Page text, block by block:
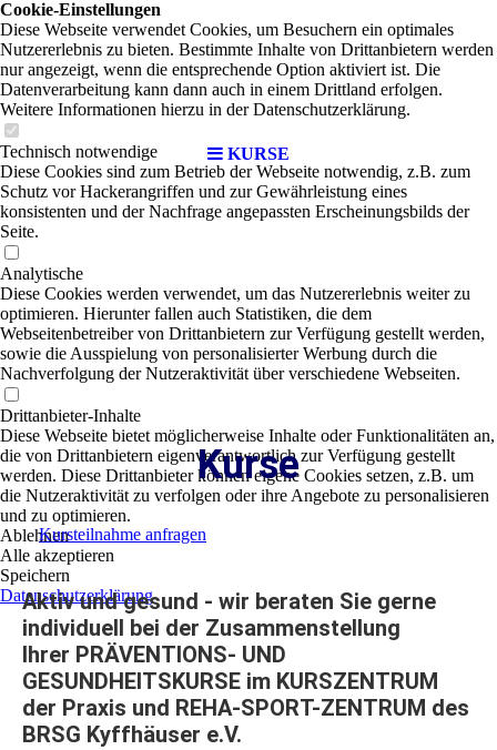
KURSE
Kurse
Kursteilnahme anfragen
Aktiv und gesund - wir beraten Sie gerne
individuell bei der Zusammenstellung
Ihrer PRÄVENTIONS- UND
GESUNDHEITSKURSE im KURSZENTRUM
der Praxis und REHA-SPORT-ZENTRUM des
BRSG Kyffhäuser e.V.
Cookie-Einstellungen
Diese Webseite verwendet Cookies, um Besuchern ein optimales
Nutzererlebnis zu bieten. Bestimmte Inhalte von Drittanbietern werden
nur angezeigt, wenn die entsprechende Option aktiviert ist. Die
Datenverarbeitung kann dann auch in einem Drittland erfolgen.
Weitere Informationen hierzu in der Datenschutzerklärung.
Technisch notwendige
Diese Cookies sind zum Betrieb der Webseite notwendig, z.B. zum
Schutz vor Hackerangriffen und zur Gewährleistung eines
konsistenten und der Nachfrage angepassten Erscheinungsbilds der
Seite.
Analytische
Diese Cookies werden verwendet, um das Nutzererlebnis weiter zu
optimieren. Hierunter fallen auch Statistiken, die dem
Webseitenbetreiber von Drittanbietern zur Verfügung gestellt werden,
sowie die Ausspielung von personalisierter Werbung durch die
Nachverfolgung der Nutzeraktivität über verschiedene Webseiten.
Drittanbieter-Inhalte
Diese Webseite bietet möglicherweise Inhalte oder Funktionalitäten an,
die von Drittanbietern eigenverantwortlich zur Verfügung gestellt
werden. Diese Drittanbieter können eigene Cookies setzen, z.B. um
die Nutzeraktivität zu verfolgen oder ihre Angebote zu personalisieren
und zu optimieren.
Ablehnen
Alle akzeptieren
Speichern
Datenschutzerklärung